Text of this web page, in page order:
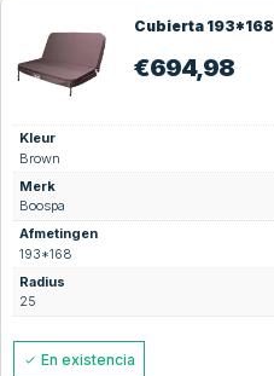
Cubierta 193*168
€694,98
Kleur
Brown
Merk
Boospa
Afmetingen
193*168
Radius
25
En existencia